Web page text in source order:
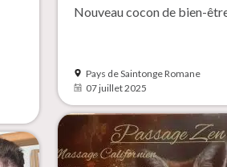
Nouveau cocon de bien-
Pays de Saintonge Romane
07 juillet 2025